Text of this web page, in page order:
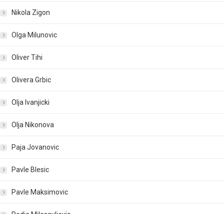
Nikola Zigon
Olga Milunovic
Oliver Tihi
Olivera Grbic
Olja Ivanjicki
Olja Nikonova
Paja Jovanovic
Pavle Blesic
Pavle Maksimovic